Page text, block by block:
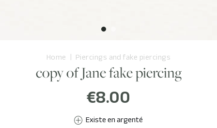
Home Piercings and fake piercings
copy of Jane fake piercing
€8.00
Existe en argenté